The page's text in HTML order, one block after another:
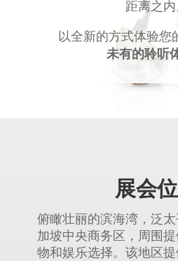
距离之
以全新的方式体验您
未有的聆听
展会
俯瞰壮丽的滨海湾，泛
加坡中央商务区，周围
物和娱乐选择。该地区